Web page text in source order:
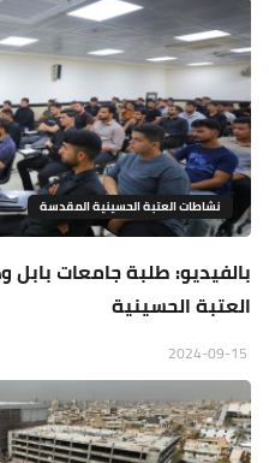
نشاطات العتبة الحسينية المقدسة
بالفيديو: طلبة جامعات
العتبة الحسينية